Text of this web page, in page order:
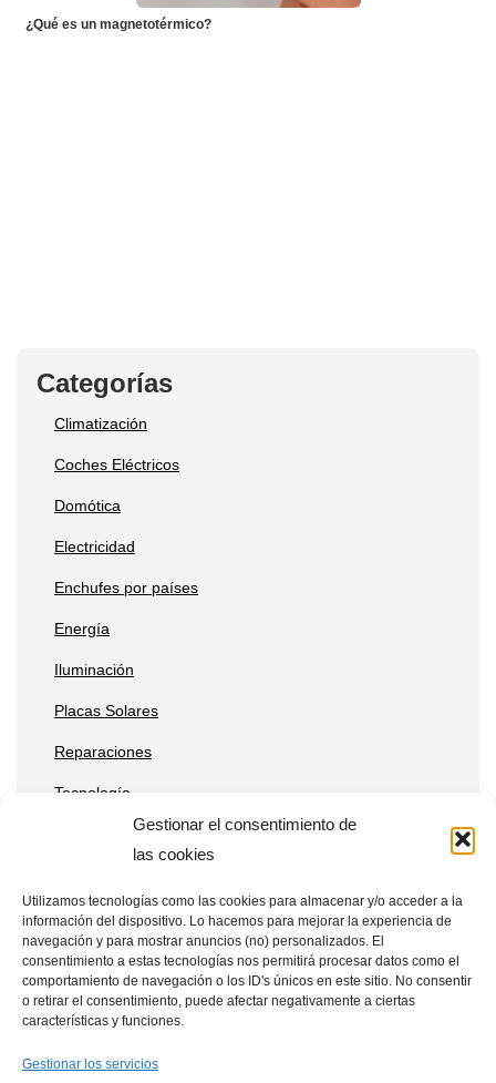
Gestionar el consentimiento de
las cookies
Utilizamos tecnologías como las cookies para almacenar y/o acceder a la
información del dispositivo. Lo hacemos para mejorar la experiencia de
navegación y para mostrar anuncios (no) personalizados. El
consentimiento a estas tecnologías nos permitirá procesar datos como el
comportamiento de navegación o los ID's únicos en este sitio. No consentir
o retirar el consentimiento, puede afectar negativamente a ciertas
características y funciones.
Gestionar los servicios
¿Qué es un magnetotérmico?
Categorías
Climatización
Coches Eléctricos
Domótica
Electricidad
Enchufes por países
Energía
Iluminación
Placas Solares
Reparaciones
Tecnología
Entradas recientes
Qué ventajas tienen las placas solares en estaciones de
telecomunicaciones remotas
Cómo integrar placas solares en granjas verticales